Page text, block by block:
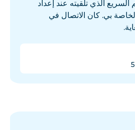
السريع الذي تلقيته عند إعداد
شريحة DE eSIM الخاصة بي. كان الاتصال في